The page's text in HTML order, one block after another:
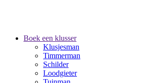
Boek een klusser
Klusjesman
Timmerman
Schilder
Loodgieter